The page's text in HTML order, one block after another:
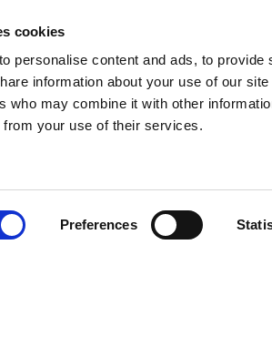
cookies
personalise content and ads, to
information about your use of our
who may combine it with other
from your use of their services.
Preferences